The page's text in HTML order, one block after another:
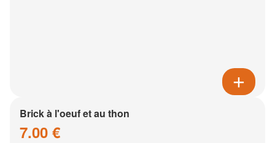
Brick à l'oeuf et au thon
7.00 €